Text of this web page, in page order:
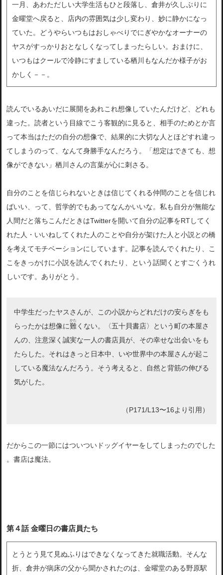
一月、あわただしい大学生活もひと段落し、倉井が久しぶりに
金曜堂へ戻ると、店内の雰囲気は少し変わり、妙に静かになっ
ていた 。どうやらいつもはおしゃべりでにぎやかなオーナーの
ヤスがすっかりおとなしくなってしまったらしい。おまけに、
いつもはクールで冷静にすましている栖川もなんだか様子がお
かしく－－。
読んでいるあいだに展開をあれこれ想像していたんだけど、どれも
違った。読者という目線でこう客観的に見ると、相手のためとか言
って本当はただの自分の想像で、結果的に大切な人とほどすれ違っ
てしまうのって、 なんて身勝手なんだろう。「想定はできても、 想
像ができない」栖川さんの言葉が心に刺さる。
自分のことを信じられないときは信じてくれる仲間のことを信じれ
ばいい、って、哲学的でもあってなんかいいな。私も自分が無能な
人間だと落ちこんだときはTwitterを開いて自分の記事をRTしてく
れた人・いいねしてくれた人のことや自分が架けた人と小説との橋
を考えてモチベーションにしています。記事を読んでくれたり、こ
こをきっかけに小説を読んでくれたり、という話聞 くとすごくうれ
しいです。ありがとう。
中学生だったヤスさんが、この小説からどれだけの安らぎをも
らったかは想像に難
かた
くない。〈五十貝書店〉という町の本屋さ
んの、注意深く誠実な一人の書店員が、その幸せな出会いをも
たらした。それはきっと日本中、いや世界中の本屋さんが起こ
している魔法なんだろう。そう考えると、自然と背筋の伸びる
気がした。
（P171/L13〜16より引用）
だからこの一節にはついついドッグイヤーをしてしまったのでした
。書店は魔法。
第４話 金曜日の書店員たち
とうとう見て見ぬふりはできなくなってきた就職活動。そんな
折、倉井が病床の父から聞かされたのは、金曜堂のある野原駅